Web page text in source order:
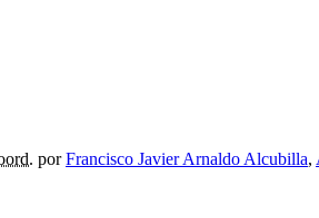
porFrancisco Javier Arnaldo Alcubilla,